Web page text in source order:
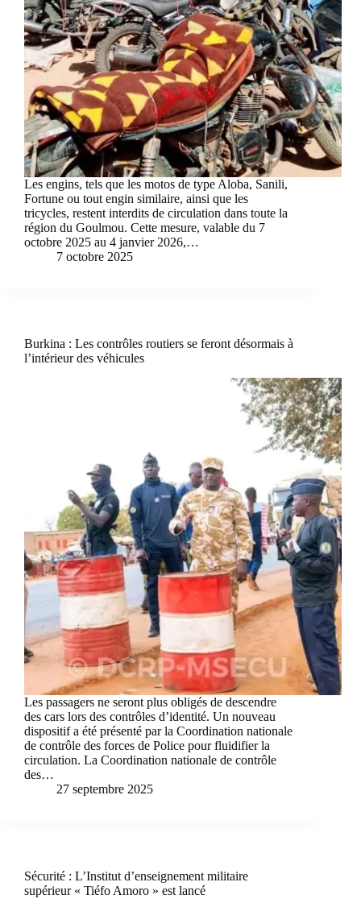
Les engins, tels que les motos de type Aloba, Sanili,
Fortune ou tout engin similaire, ainsi que les
tricycles, restent interdits de circulation dans toute la
région du Goulmou. Cette mesure, valable du 7
octobre 2025 au 4 janvier 2026,…
7 octobre 2025
Burkina : Les contrôles routiers se feront désormais à
l’intérieur des véhicules
Les passagers ne seront plus obligés de descendre
des cars lors des contrôles d’identité. Un nouveau
dispositif a été présenté par la Coordination nationale
de contrôle des forces de Police pour fluidifier la
circulation. La Coordination nationale de contrôle
des…
27 septembre 2025
Sécurité : L’Institut d’enseignement militaire
supérieur « Tiéfo Amoro » est lancé